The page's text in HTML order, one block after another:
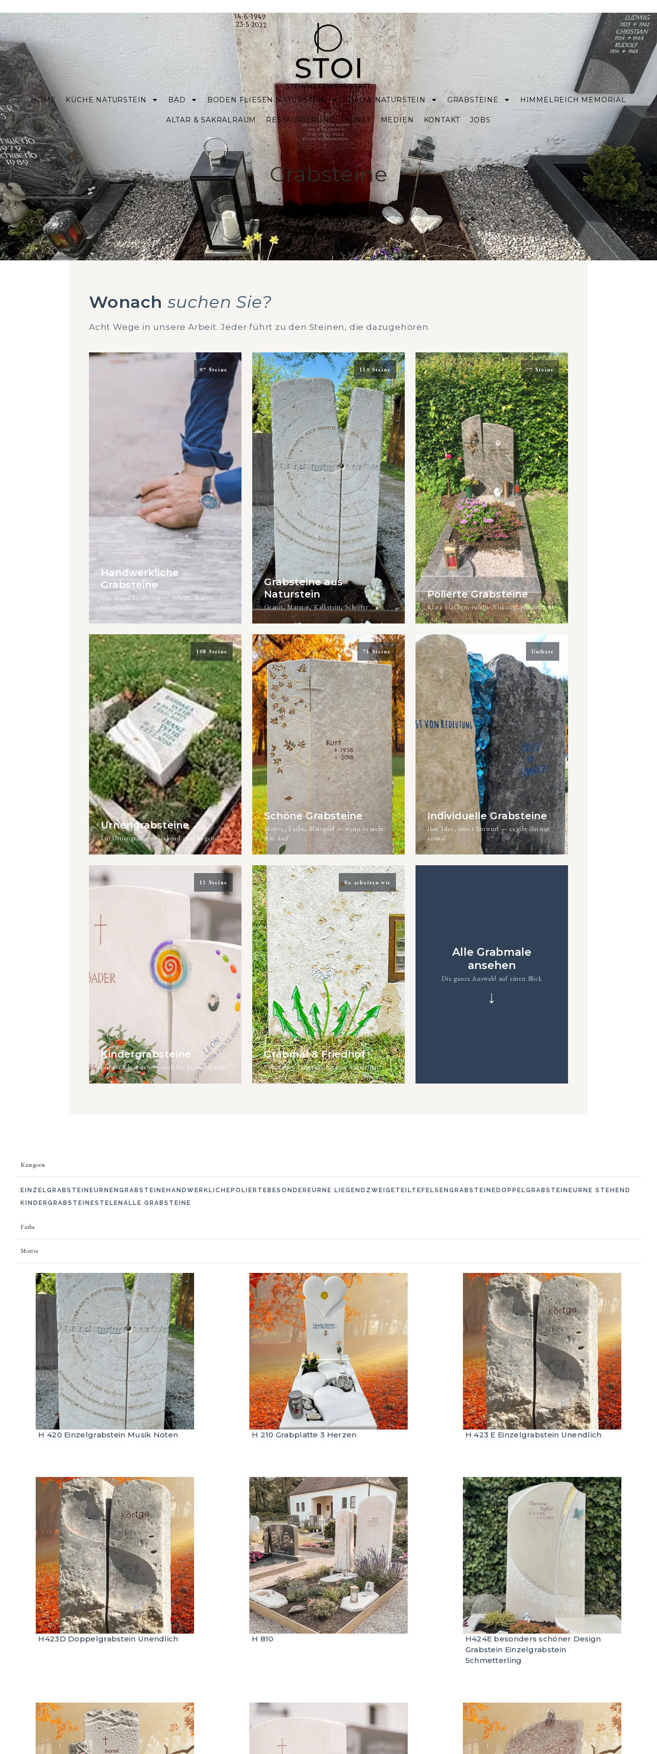
HOME KÜCHE NATURSTEIN BAD BODEN FLIESEN NATURSTEIN BAU & NATURSTEIN GRABSTEINE HIMMELREICH MEMORIAL
ALTAR & SAKRALRAUM RESTAURIERUNG KUNST MEDIEN KONTAKT JOBS
Grabsteine
Wonach suchen Sie?
Acht Wege in unsere Arbeit. Jeder führt zu den Steinen, die dazugehören.
97 Steine
Handwerkliche
Grabsteine
Von Hand bearbeitet — Schrift, Kante,
Oberfläche
119 Steine
Grabsteine aus
Naturstein
Granit, Marmor, Kalkstein, Schiefer
77 Steine
Polierte Grabsteine
Klare Flächen, ruhige Wirkung, pflegeleicht
108 Steine
Urnengrabsteine
Für Urnengräber — stehend oder liegend
71 Steine
Schöne Grabsteine
Motive, Farbe, Blattgold — wenn es mehr
sein darf
Unikate
Individuelle Grabsteine
Ihre Idee, unser Entwurf — es gibt ihn nur
einmal
11 Steine
Kindergrabsteine
Für die Kleinsten — auch für Sternenkinder
So arbeiten wir
Grabmal & Friedhof
Vom ersten Gespräch bis zum Aufstellen
Alle Grabmale
ansehen
Die ganze Auswahl auf einen Blick
↓
Kategorie
EINZELGRABSTEINEURNENGRABSTEINE HANDWERKLICHE POLIERTE BESONDEREURNE LIEGEND ZWEIGETEILTE FELSENGRABSTEINE DOPPELGRABSTEINEURNE STEHEND
KINDERGRABSTEINESTELEN ALLE GRABSTEINE
Farbe
Motive
H 420 Einzelgrabstein Musik Noten H 210 Grabplatte 3 Herzen H 423 E Einzelgrabstein Unendlich
H423D Doppelgrabstein Unendlich H 810
H424E besonders schöner Design
Grabstein Einzelgrabstein
Schmetterling